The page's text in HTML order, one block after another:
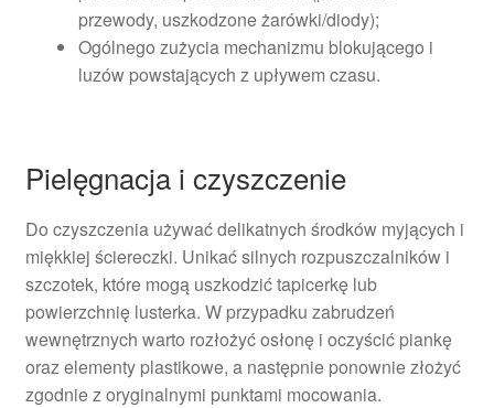
przewody, uszkodzone żarówki/diody);
Ogólnego zużycia mechanizmu blokującego i
luzów powstających z upływem czasu.
Pielęgnacja i czyszczenie
Do czyszczenia używać delikatnych środków myjących i
miękkiej ściereczki. Unikać silnych rozpuszczalników i
szczotek, które mogą uszkodzić tapicerkę lub
powierzchnię lusterka. W przypadku zabrudzeń
wewnętrznych warto rozłożyć osłonę i oczyścić piankę
oraz elementy plastikowe, a następnie ponownie złożyć
zgodnie z oryginalnymi punktami mocowania.